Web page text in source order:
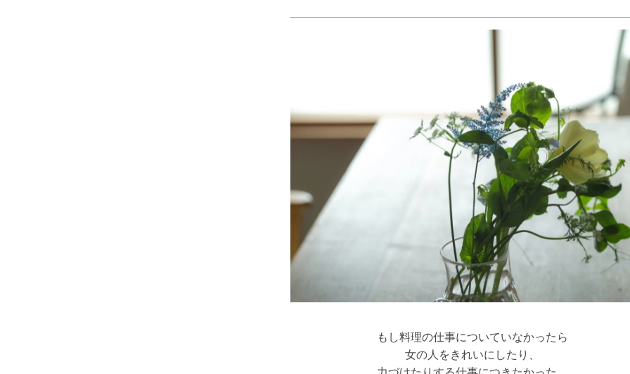
もし料理の仕事についていなかったら
女の人をきれいにしたり、